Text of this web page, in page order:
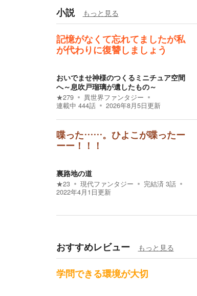
小説 もっと見る
記憶がなくて忘れてましたが私
が代わりに復讐しましょう
おいでませ神様のつくるミニチュア空間
へ～息吹戸瑠璃が遺したもの～
★279
異世界ファンタジー
連載中 444話 2026年8月5日更新
喋った……。ひよこが喋ったー
ーー！！！
裏路地の道
★23 現代ファンタジー 完結済 3話
2022年4月1日更新
おすすめレビュー もっと見る
学問できる環境が大切